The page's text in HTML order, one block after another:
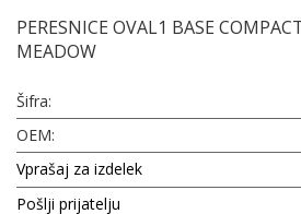
PERESNICE OVAL1 BASE
MEADOW
Šifra:
OEM:
Vprašaj za izdelek
Pošlji prijatelju